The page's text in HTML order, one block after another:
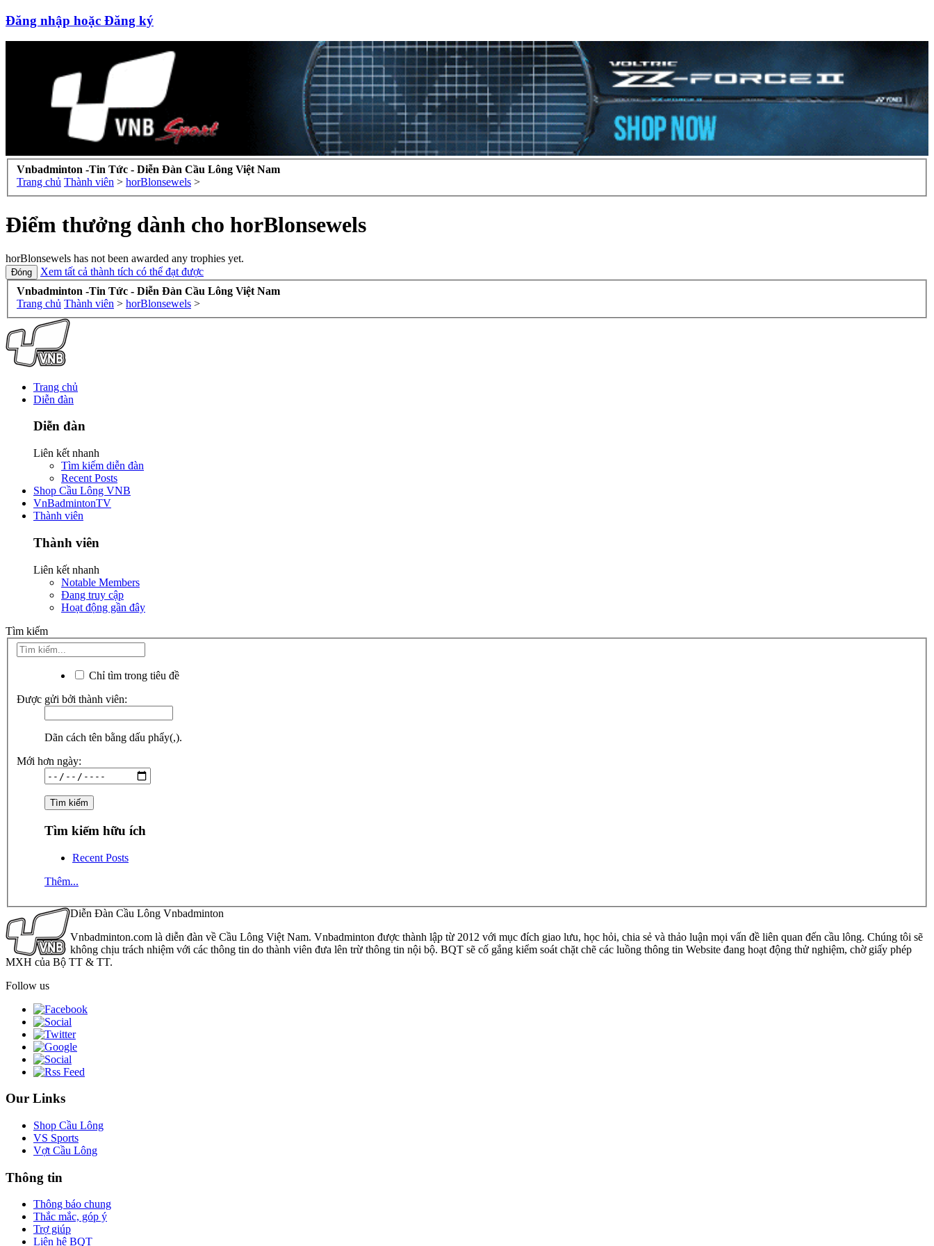
Đăng nhập hoặc Đăng ký
Vnbadminton -Tin Tức - Diễn Đàn Cầu Lông Việt Nam
Trang chủ Thành viên > horBlonsewels >
Điểm thưởng dành cho horBlonsewels
horBlonsewels has not been awarded any trophies yet.
Xem tất cả thành tích có thể đạt được
Vnbadminton -Tin Tức - Diễn Đàn Cầu Lông Việt Nam
Trang chủ Thành viên > horBlonsewels >
Trang chủ
Diễn đàn
Diễn đàn
Liên kết nhanh
Tìm kiếm diễn đàn
Recent Posts
Shop Cầu Lông VNB
VnBadmintonTV
Thành viên
Thành viên
Liên kết nhanh
Notable Members
Đang truy cập
Hoạt động gần đây
Tìm kiếm
Chỉ tìm trong tiêu đề
Được gửi bởi thành viên:
Dãn cách tên bằng dấu phẩy(,).
Mới hơn ngày:
Tìm kiếm hữu ích
Recent Posts
Thêm...
Diễn Đàn Cầu Lông Vnbadminton
Vnbadminton.com là diễn đàn về Cầu Lông Việt Nam. Vnbadminton được thành lập từ 2012 với mục đích giao lưu, học hỏi, chia sẻ và thảo luận mọi vấn đề liên quan đến cầu lông. Chúng tôi sẽ
không chịu trách nhiệm với các thông tin do thành viên đưa lên trừ thông tin nội bộ. BQT sẽ cố gắng kiểm soát chặt chẽ các luồng thông tin Website đang hoạt động thử nghiệm, chờ giấy phép
MXH của Bộ TT & TT.
Follow us
Our Links
Shop Cầu Lông
VS Sports
Vợt Cầu Lông
Thông tin
Thông báo chung
Thắc mắc, góp ý
Trợ giúp
Liên hệ BQT